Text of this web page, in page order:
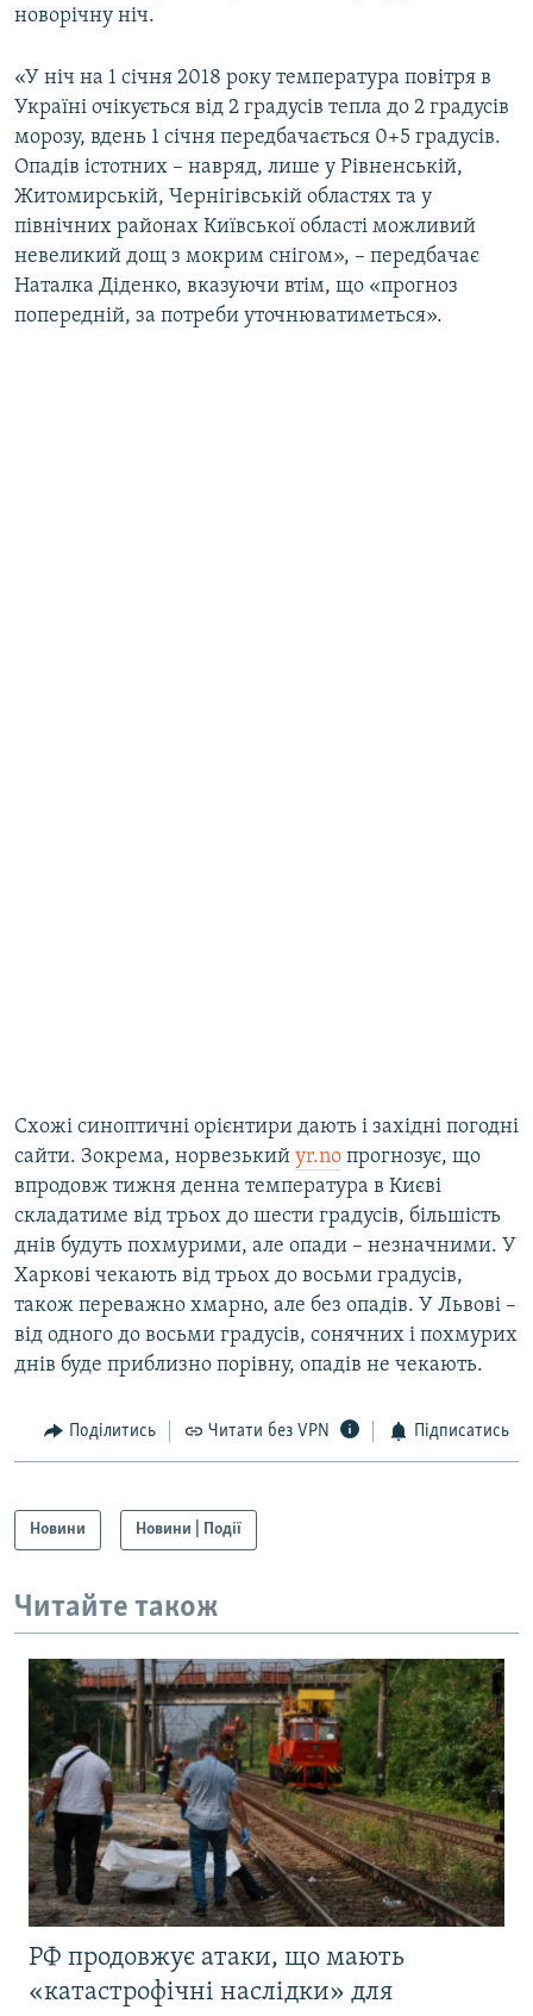
новорічну ніч.
«У ніч на 1 січня 2018 року температура повітря в
Україні очікується від 2 градусів тепла до 2 градусів
морозу, вдень 1 січня передбачається 0+5 градусів.
Опадів істотних – навряд, лише у Рівненській,
Житомирській, Чернігівській областях та у
північних районах Київської області можливий
невеликий дощ з мокрим снігом», – передбачає
Наталка Діденко, вказуючи втім, що «прогноз
попередній, за потреби уточнюватиметься».
Схожі синоптичні орієнтири дають і західні погодні
сайти. Зокрема, норвезький yr.no прогнозує, що
впродовж тижня денна температура в Києві
складатиме від трьох до шести градусів, більшість
днів будуть похмурими, але опади – незначними. У
Харкові чекають від трьох до восьми градусів,
також переважно хмарно, але без опадів. У Львові –
від одного до восьми градусів, сонячних і похмурих
днів буде приблизно порівну, опадів не чекають.
Поділитись Читати без VPN Підписатись
Новини Новини | Події
Читайте також
РФ продовжує атаки, що мають
«катастрофічні наслідки» для